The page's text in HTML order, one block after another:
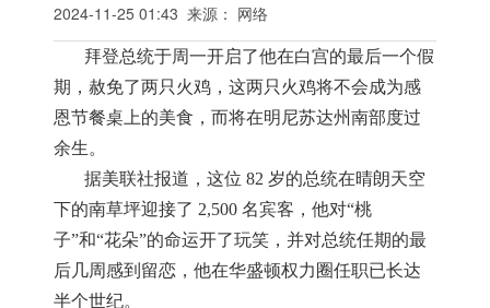
2024-11-25 01:43 来源： 网络
拜登总统于周一开启了他在白宫的最后一个假
期，赦免了两只火鸡，这两只火鸡将不会成为感
恩节餐桌上的美食，而将在明尼苏达州南部度过
余生。
据美联社报道，这位 82 岁的总统在晴朗天空
下的南草坪迎接了 2,500 名宾客，他对“桃
子”和“花朵”的命运开了玩笑，并对总统任期的最
后几周感到留恋，他在华盛顿权力圈任职已长达
半个世纪。